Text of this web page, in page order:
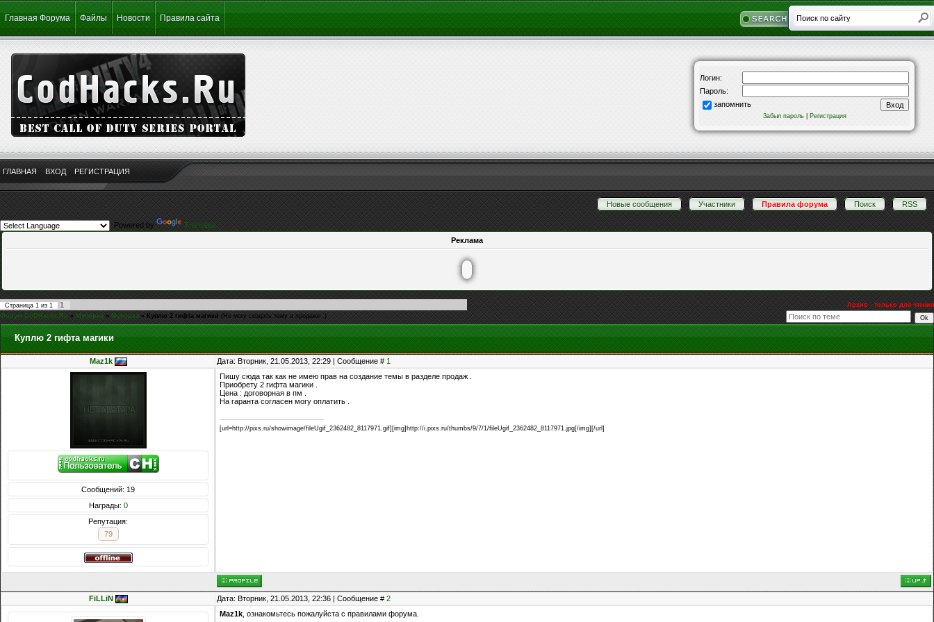
Главная Форума Файлы Новости Правила сайта
ГЛАВНАЯ ВХОД РЕГИСТРАЦИЯ
Логин:
Пароль:
запомнить
Забыл пароль| Регистрация
Новые сообщения · Участники · Правила форума · Поиск · RSS
Powered by
Translate
Реклама
Страница 1 из 1 1
Архив - только для чтения
Форум CoDHacks.Ru » Мусорка » Мусорка » Куплю 2 гифта магики (Не могу создать тему в продаже .)
Куплю 2 гифта магики
Maz1k Дата: Вторник, 21.05.2013, 22:29 | Сообщение # 1
Сообщений: 19
Награды: 0
Репутация:
79
Пишу сюда так как не имею прав на создание темы в разделе продаж .
Приобрету 2 гифта магики .
Цена : договорная в пм .
На гаранта согласен могу оплатить .
[url=http://pixs.ru/showimage/fileUgif_2362482_8117971.gif][img]http://i.pixs.ru/thumbs/9/7/1/fileUgif_2362482_8117971.jpg[/img][/url]
FiLLiN Дата: Вторник, 21.05.2013, 22:36 | Сообщение # 2
Maz1k , ознакомьтесь пожалуйста с правилами форума.